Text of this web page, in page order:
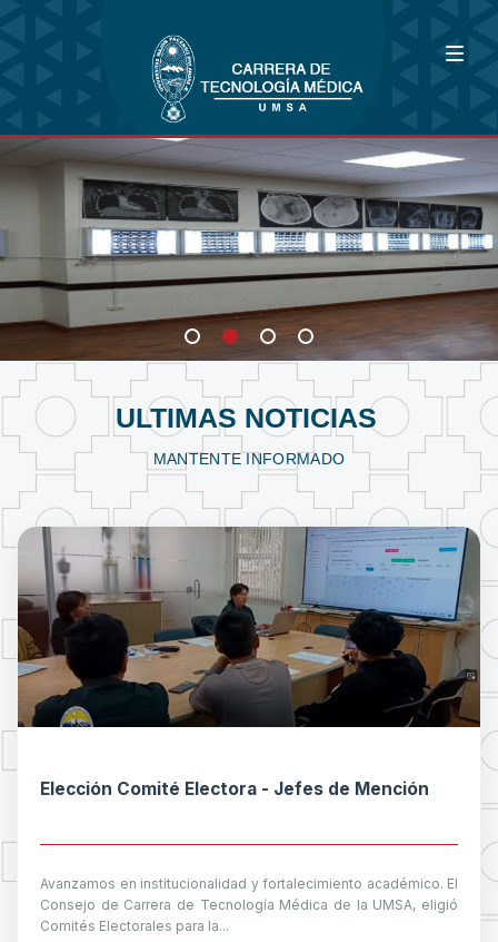
Bioimagenología
Fisioterapia y Kinesiología
Laboratorio Clínico
ULTIMAS NOTICIAS
MANTENTE INFORMADO
Elección Comité Electora - Jefes de Mención
Avanzamos en institucionalidad y fortalecimiento académico. El
Consejo de Carrera de Tecnología Médica de la UMSA, eligió
Comités Electorales para la...